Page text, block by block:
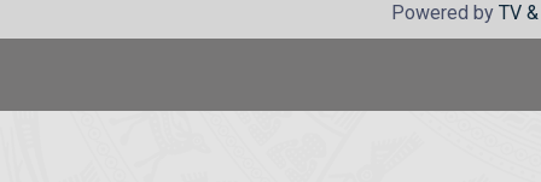
Powered by TV